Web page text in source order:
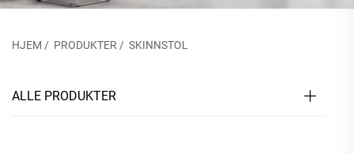
HJEM / PRODUKTER / SKINNSTOL
ALLE PRODUKTER